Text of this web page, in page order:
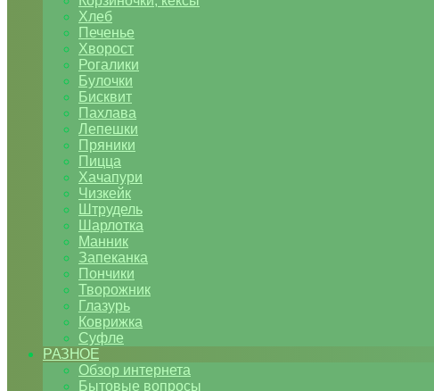
Хлеб
Печенье
Хворост
Рогалики
Булочки
Бисквит
Пахлава
Лепешки
Пряники
Пицца
Хачапури
Чизкейк
Штрудель
Шарлотка
Манник
Запеканка
Пончики
Творожник
Глазурь
Коврижка
Суфле
РАЗНОЕ
Обзор интернета
Бытовые вопросы